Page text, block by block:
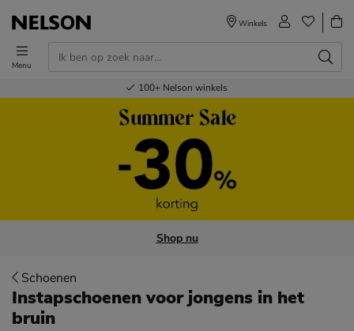
Menu
Winkels
Voor 23.00u besteld,volgende dag in huis
Gratisverzending en retour
Bestel nu,betaal later
100+ Nelson winkels
Shop nu
Schoenen
Instapschoenen voor jongens in het
bruin